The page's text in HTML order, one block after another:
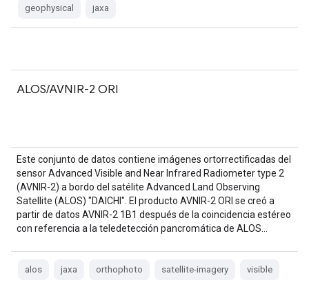
geophysical jaxa
ALOS/AVNIR-2 ORI
Este conjunto de datos contiene imágenes ortorrectificadas del
sensor Advanced Visible and Near Infrared Radiometer type 2
(AVNIR-2) a bordo del satélite Advanced Land Observing
Satellite (ALOS) "DAICHI". El producto AVNIR-2 ORI se creó a
partir de datos AVNIR-2 1B1 después de la coincidencia estéreo
con referencia a la teledetección pancromática de ALOS…
alos jaxa orthophoto satellite-imagery visible